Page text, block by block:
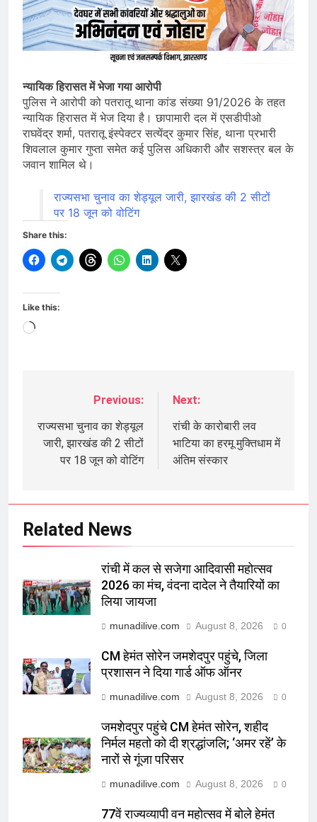
न्यायिक हिरासत में भेजा गया आरोपी
पुलिस ने आरोपी को पतरातू थाना कांड संख्या 91/2026 के तहत
न्यायिक हिरासत में भेज दिया है। छापामारी दल में एसडीपीओ
राघवेंद्र शर्मा, पतरातू इंस्पेक्टर सत्येंद्र कुमार सिंह, थाना प्रभारी
शिवलाल कुमार गुप्ता समेत कई पुलिस अधिकारी और सशस्त्र बल के
जवान शामिल थे।
राज्यसभा चुनाव का शेड्यूल जारी, झारखंड की 2 सीटों
पर 18 जून को वोटिंग
Share this:
Like this:
Loading…
navigation
Previous:
राज्यसभा चुनाव का शेड्यूल
जारी, झारखंड की 2 सीटों
पर 18 जून को वोटिंग
Next:
रांची के कारोबारी लव
भाटिया का हरमू मुक्तिधाम में
अंतिम संस्कार
Related News
रांची में कल से सजेगा आदिवासी महोत्सव
2026 का मंच, वंदना दादेल ने तैयारियों का
लिया जायजा
munadilive.com August 8, 2026 0
CM हेमंत सोरेन जमशेदपुर पहुंचे, जिला
प्रशासन ने दिया गार्ड ऑफ ऑनर
munadilive.com August 8, 2026 0
जमशेदपुर पहुंचे CM हेमंत सोरेन, शहीद
निर्मल महतो को दी श्रद्धांजलि; ‘अमर रहें’ के
नारों से गूंजा परिसर
munadilive.com August 8, 2026 0
77वें राज्यव्यापी वन महोत्सव में बोले हेमंत